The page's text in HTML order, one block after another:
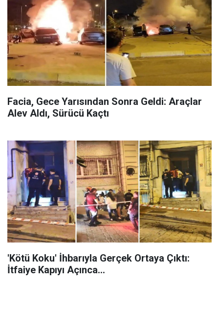
Facia, Gece Yarısından Sonra Geldi: Araçlar
Alev Aldı, Sürücü Kaçtı
'Kötü Koku' İhbarıyla Gerçek Ortaya Çıktı:
İtfaiye Kapıyı Açınca...